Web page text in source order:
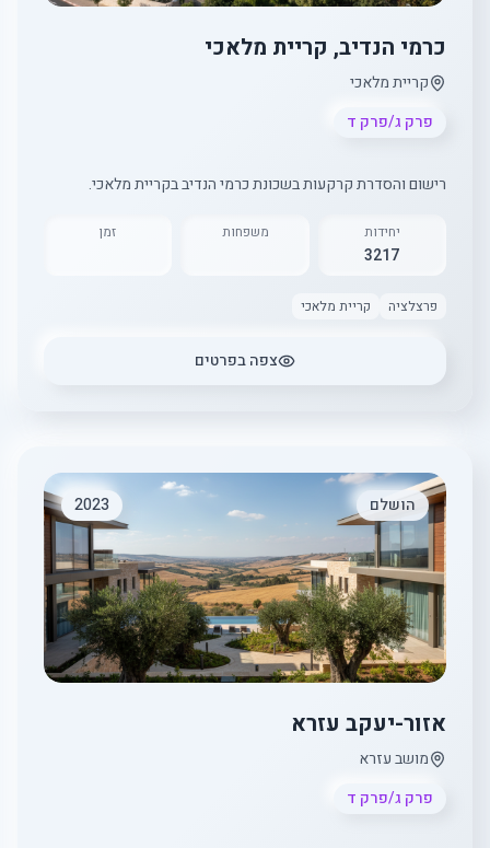
כרמי הנדיב, קריית מלאכי
קריית מלאכי
פרק ג/פרק ד
רישום והסדרת קרקעות בשכונת כרמי הנדיב בקריית מלאכי.
יחידות
3217
משפחות זמן
פרצלציה קריית מלאכי
צפה בפרטים
הושלם 2023
אזור-יעקב עזרא
מושב עזרא
פרק ג/פרק ד